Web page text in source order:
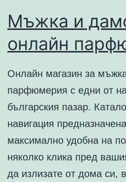
Мъжка и
онлайн
Онлайн магазин за
парфюмерия с едни от
българския пазар.
навигация
максимално удобна на
няколко клика пред
да излизате от дома си,